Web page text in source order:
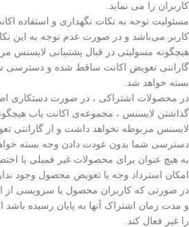
کاربران را می نماید.
مسئولیت توجه به نکات نگهداری و استفاده
کاربر می‌باشد و در صورت عدم توجه به این
هیچگونه مسولیتی در قبال پشتیبانی لایسنس
گارانتی تعویض اکانت ساقط شده و دسترسی
بسته خواهد شد.
در محصولات اشتراکی ، در صورت دستکاری
گذاشتن لایسنس ، مجموعه‌ی اکانت یاب
لایسنس مربوطه نخواهد داشت و از گارانتی
دسترسی شما بدون عودت دادن وجه بسته
به هیچ عنوان برای محصولات غیر فمیلی یا
امکان استرداد وجه یا تعویض محصول وجود
در صورتی که کاربران محصول یا سرویسی از
و مدت زمان اشتراک آنها به پایان رسیده باشد
را غیر فعال کند.